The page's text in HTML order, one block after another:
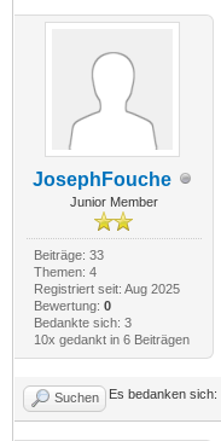
JosephFouche
Junior Member
Beiträge: 33
Themen: 4
Registriert seit: Aug 2025
Bewertung: 0
Bedankte sich: 3
10x gedankt in 6 Beiträgen
Suchen Es bedanken sich: